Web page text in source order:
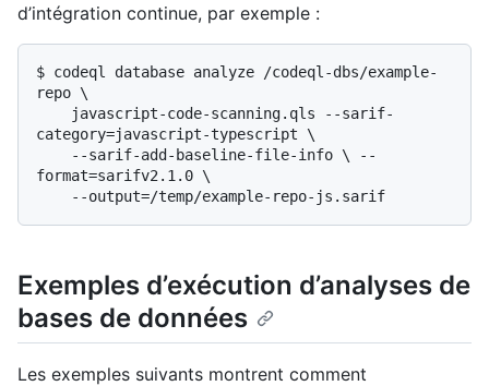
d’intégration continue, par exemple :
$ codeql database analyze /codeql-dbs/example-
repo \
category=javascript-typescript \
format=sarifv2.1.0 \
    --output=/temp/example-repo-js.sarif
Exemples d’exécution d’analyses de
bases de données
Les exemples suivants montrent comment